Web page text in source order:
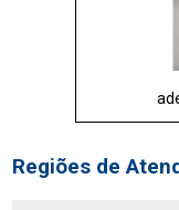
Regiões de